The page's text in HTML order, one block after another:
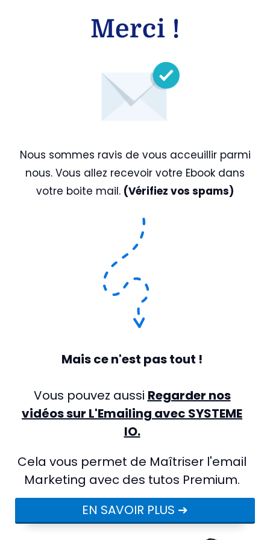
Merci !
Nous sommes ravis de vous acceuillir parmi
nous. Vous allez recevoir votre Ebook dans
votre boite mail. (Vérifiez vos spams)
Mais ce n'est pas tout !
Vous pouvez aussi Regarder nos
vidéos sur L'Emailing avec SYSTEME
IO.
Cela vous permet de Maîtriser l'email
Marketing avec des tutos Premium.
EN SAVOIR PLUS ➔